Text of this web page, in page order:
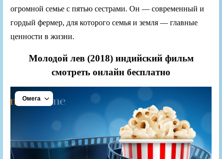
огромной семье с пятью сестрами. Он — современный и
гордый фермер, для которого семья и земля — главные
ценности в жизни.
Молодой лев (2018) индийский фильм
смотреть онлайн бесплатно